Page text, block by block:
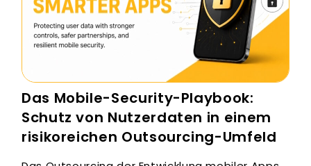
Das Mobile-Security-Playbook:
Schutz von Nutzerdaten in einem
risikoreichen Outsourcing-Umfeld